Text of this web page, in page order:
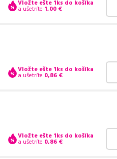
Vložte ešte 1ks do košíka
a ušetríte 1,00 €
Vložte ešte 1ks do košíka
a ušetríte 0,86 €
Vložte ešte 1ks do košíka
a ušetríte 0,86 €